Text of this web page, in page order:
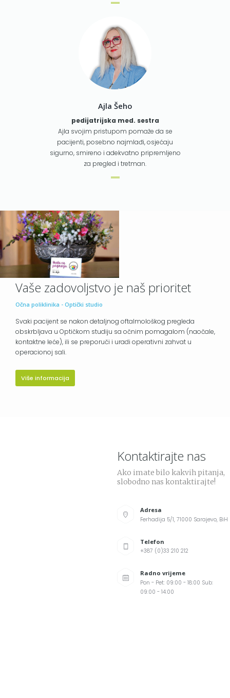
Ajla Šeho
pedijatrijska med. sestra
Ajla svojim pristupom pomaže da se
pacijenti, posebno najmlađi, osjećaju
sigurno, smireno i adekvatno pripremljeno
za pregled i tretman.
Vaše zadovoljstvo je naš prioritet
Očna poliklinika - Optički studio
Svaki pacijent se nakon detaljnog oftalmološkog pregleda
obskrbljava u Optičkom studiju sa očnim pomagalom (naočale,
kontaktne leće), ili se preporuči i uradi operativni zahvat u
operacionoj sali.
Više informacija
Kontaktirajte nas
Ako imate bilo kakvih pitanja,
slobodno nas kontaktirajte!
Adresa
Ferhadija 5/1, 71000 Sarajevo, BiH
Telefon
+387 (0)33 210 212
Radno vrijeme
Pon - Pet: 09:00 - 18:00 Sub:
09:00 - 14:00